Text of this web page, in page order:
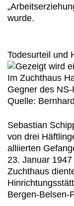
wurde.
Todesurteil und
Im Zuchthaus
Gegner des
Quelle:
Sebastian
von drei
alliierten
23. Januar
Zuchthaus
Bergen-Belsen-